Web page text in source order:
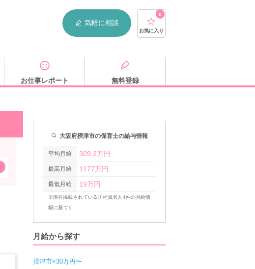
気軽に相談
0
お気に入り
お仕事レポート 無料登録
大阪府摂津市の保育士の給与情報
平均月給 309.2万円
最高月給 1177万円
最低月給 19万円
※現在掲載されている正社員求人4件の月給情
報に基づく
月給から探す
摂津市×30万円〜